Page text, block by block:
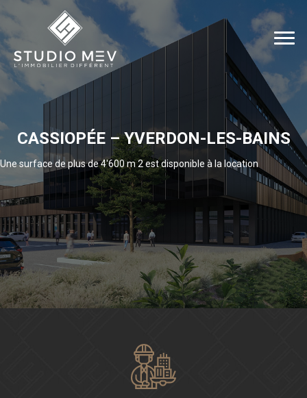
CASSIOPÉE – YVERDON-LES-BAINS
Une surface de plus de 4'600 m 2 est disponible à la location